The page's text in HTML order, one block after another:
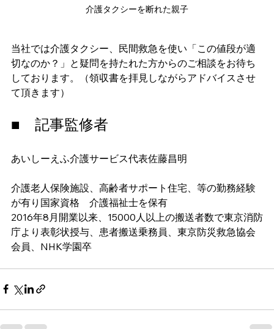
介護タクシーを断れた親子
当社では介護タクシー、民間救急を使い「この値段が適
切なのか？」と疑問を持たれた方からのご相談をお待ち
しております。（領収書を拝見しながらアドバイスさせ
て頂きます）
■　記事監修者
あいしーえふ介護サービス代表佐藤昌明
介護老人保険施設、高齢者サポート住宅、等の勤務経験
が有り国家資格　介護福祉士を保有
2016年8月開業以来、15000人以上の搬送者数で東京消防
庁より表彰状授与、患者搬送乗務員、東京防災救急協会
会員、NHK学園卒